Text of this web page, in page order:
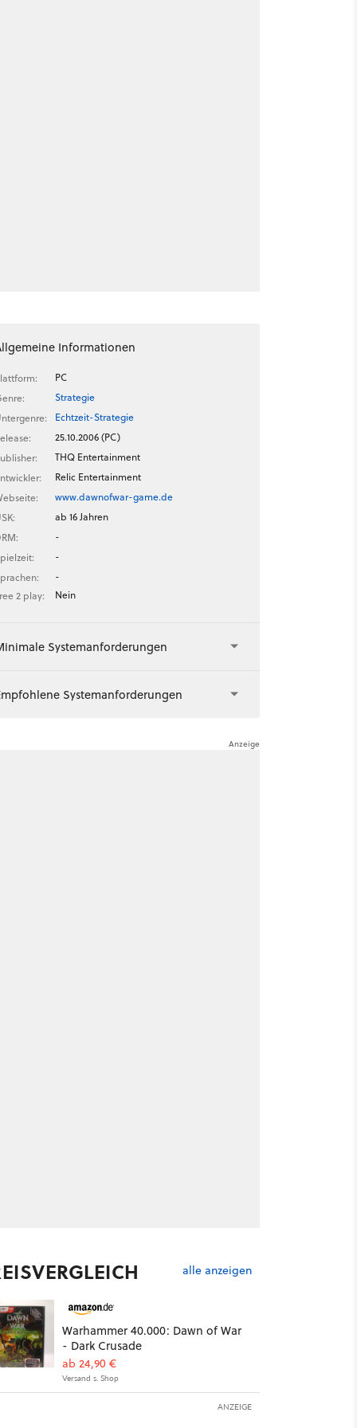
Informationen
PC
Strategie
Echtzeit-Strategie
25.10.2006 (PC)
THQ Entertainment
Relic Entertainment
www.dawnofwar-game.de
ab 16 Jahren
-
-
-
2 play:
Nein
Systemanforderungen
Systemanforderungen
alle anzeigen
Warhammer 40.000: Dawn of War
- Dark Crusade
ab 24,90 €
Versand s. Shop
ANZEIGE